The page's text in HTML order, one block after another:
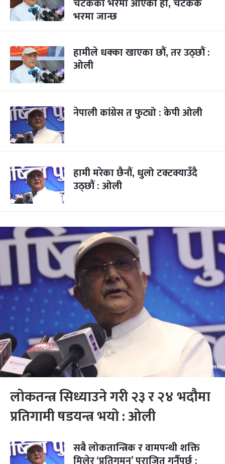
चटकका भरमा आएको हो, चटककै
भरमा जान्छ
हामीले धक्का खाएका छौं, तर उठ्छौं :
ओली
नेपाली कांग्रेस त फुट्यो : केपी ओली
हामी मरेका छैनौं, धुलो टक्टक्याउँदै
उठ्छौं : ओली
लोकतन्त्र सिध्याउने गरी २३ र २४ भदौमा
प्रतिगामी षडयन्त्र भयो : ओली
सबै लोकतान्त्रिक र वामपन्थी शक्ति